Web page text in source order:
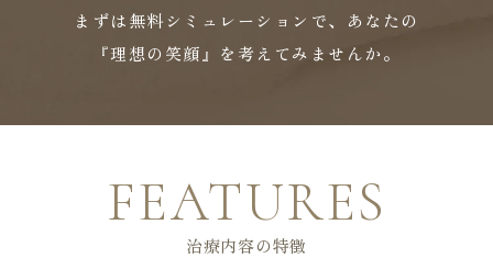
まずは無料シミュレーションで、あなたの
『理想の笑顔』を考えてみませんか。
FEATURES
治療内容の特徴